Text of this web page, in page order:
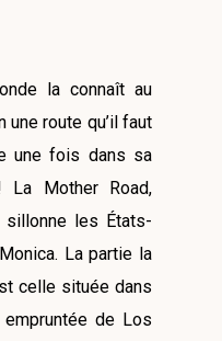
la connaît au
une route qu’il faut
une fois dans sa
Mother Road,
sillonne les États-
La partie la
celle située dans
empruntée de Los